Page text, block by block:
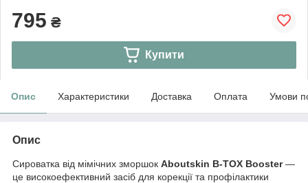
795 ₴
Купити
Опис Характеристики Доставка Оплата Умови
Опис
Сироватка від мімічних зморшок Aboutskin B-TOX Booster—
це високоефективний засіб для корекції та профілактики